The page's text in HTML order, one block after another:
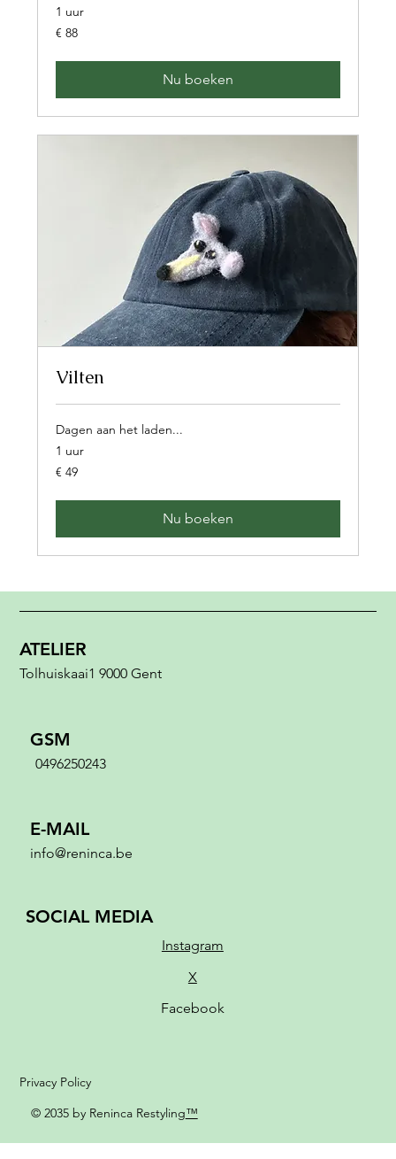
1 uur
88
euro
€ 88
Nu boeken
Vilten
Dagen aan het laden...
1 uur
49
euro
€ 49
Nu boeken
ATELIER
Tolhuiskaai1 9000 Gent
GSM
0496250243
E-MAIL
info@reninca.be
SOCIAL MEDIA
Instagram
X
Facebook
Privacy Policy
© 2035 by Reninca Restyling™